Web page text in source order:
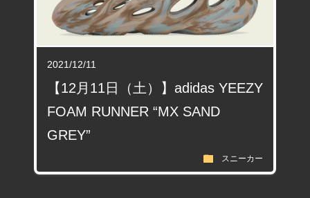
2021/12/11
【12月11日（土）】adidas YEEZY
FOAM RUNNER “MX SAND
GREY”
folder スニーカー